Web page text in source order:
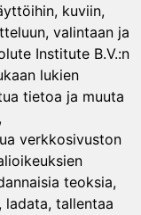
kuviin,
valintaan ja
Institute B.V.:n
lukien
tietoa ja muuta
verkkosivuston
teoksia,
tallentaa